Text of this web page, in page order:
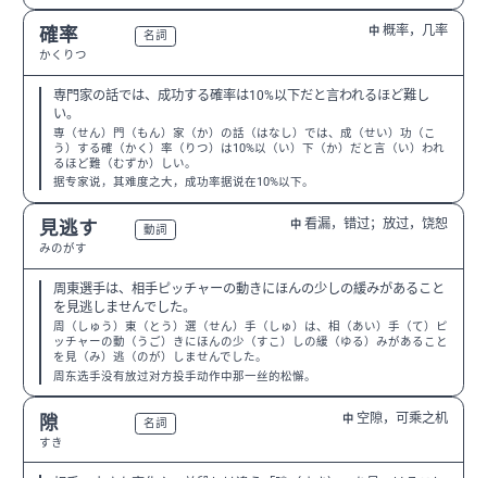
確率
かくりつ
名詞 中 概率，几率
専門家の話では、成功する確率は10%以下だと言われるほど難し
い。
専（せん）門（もん）家（か）の話（はなし）では、成（せい）功（こ
う）する確（かく）率（りつ）は10%以（い）下（か）だと言（い）われ
るほど難（むずか）しい。
据专家说，其难度之大，成功率据说在10%以下。
見逃す
みのがす
動詞 中 看漏，错过；放过，饶恕
周東選手は、相手ピッチャーの動きにほんの少しの緩みがあること
を見逃しませんでした。
周（しゅう）東（とう）選（せん）手（しゅ）は、相（あい）手（て）ピ
ッチャーの動（うご）きにほんの少（すこ）しの緩（ゆる）みがあること
を見（み）逃（のが）しませんでした。
周东选手没有放过对方投手动作中那一丝的松懈。
隙
すき
名詞 中 空隙，可乘之机